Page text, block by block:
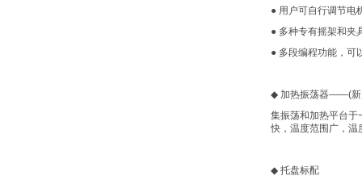
● 用户可自行调节电
● 多种专有摇架和夹
● 多段编程功能，可
◆ 加热振荡器——(
集振荡和加热平台于
快，温度范围广，温
◆ 托盘标配